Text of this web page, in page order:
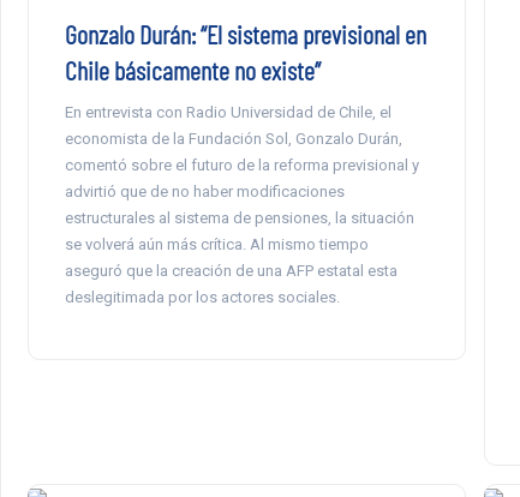
Gonzalo Durán: “El sistema previsional en
Chile básicamente no existe”
En entrevista con Radio Universidad de Chile, el
economista de la Fundación Sol, Gonzalo Durán,
comentó sobre el futuro de la reforma previsional y
advirtió que de no haber modificaciones
estructurales al sistema de pensiones, la situación
se volverá aún más crítica. Al mismo tiempo
aseguró que la creación de una AFP estatal esta
deslegitimada por los actores sociales.